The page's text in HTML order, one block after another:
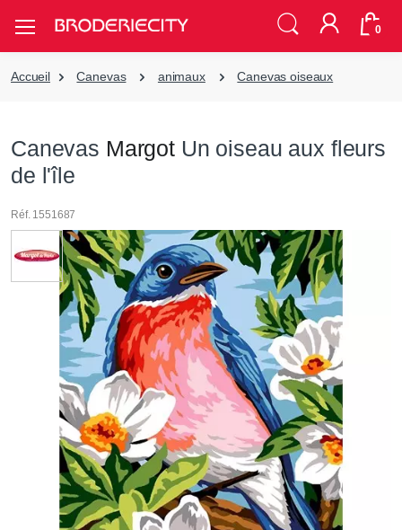
0
Accueil Canevas animaux Canevas oiseaux
Canevas Margot Un oiseau aux fleurs
de l'île
Réf. 1551687